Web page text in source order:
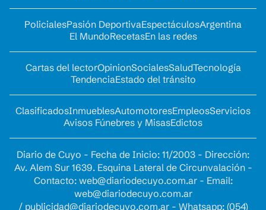
PolicialesPasión DeportivaEspectáculosArgentina
El MundoRecetasEn las redes
Cartas del lectorOpinionSocialesSaludTecnología
TendenciaEstado del tránsito
ClasificadosInmueblesAutomotoresEmpleosServicios
Avisos Fúnebres y MisasEdictos
Diario de Cuyo - Fecha de Inicio: 11/2003 - Dirección:
Av. Alem Sur 1639. Esquina Lateral de Circunvalación -
Contacto: web@diariodecuyo.com.ar- Email:
web@diariodecuyo.com.ar
/ publicidad@diariodecuyo.com.ar- Whatsapp: (054)